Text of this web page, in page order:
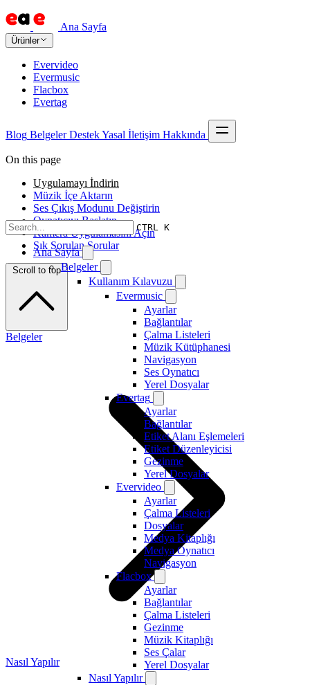
Ana Sayfa
Ürünler
Evervideo
Evermusic
Flacbox
Evertag
Blog Belgeler DestekYasal İletişim Hakkında
CTRL K
Ana Sayfa
Belgeler
Kullanım Kılavuzu
Evermusic
Ayarlar
Bağlantılar
Çalma Listeleri
Müzik Kütüphanesi
Navigasyon
Ses Oynatıcı
Yerel Dosyalar
Evertag
Ayarlar
Bağlantılar
Etiket Alanı Eşlemeleri
Etiket Düzenleyicisi
Gezinme
Yerel Dosyalar
Evervideo
Ayarlar
Çalma Listeleri
Dosyalar
Medya Kitaplığı
Medya Oynatıcı
Navigasyon
Flacbox
Ayarlar
Bağlantılar
Çalma Listeleri
Gezinme
Müzik Kitaplığı
Ses Çalar
Yerel Dosyalar
Nasıl Yapılır
On this page
Uygulamayı İndirin
Müzik İçe Aktarın
Ses Çıkış Modunu Değiştirin
Oynatıcıyı Başlatın
Kamera Uygulamasını Açın
Sık Sorulan Sorular
Scroll to top
Belgeler
Nasıl Yapılır